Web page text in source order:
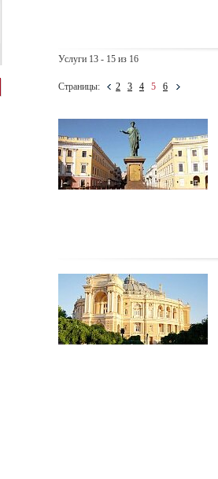
Услуги 13 - 15 из 16
Страницы: 2 3 4 5 6